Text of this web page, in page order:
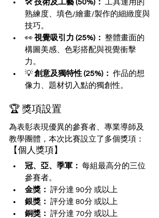
🛠️ 技術及工藝 (50%)：
工具運用的
熟練度、填色/繪畫/製作的細緻度與
技巧。
👀 視覺吸引力 (25%)： 整體畫面的
構圖美感、色彩搭配與視覺衝擊
力。
💡 創意及獨特性 (25%)： 作品的想
像力、題材切入點的獨創性。
🏆 獎項設置
為表彰表現優異的參賽者、專業導師及
教學團體，本次比賽設立了多個獎項：
【個人獎項】
冠、亞、季軍： 每組最高分的三位
參賽者。
金獎： 評分達 90分 或以上
銀獎： 評分達 80分 或以上
銅獎： 評分達 70分 或以上